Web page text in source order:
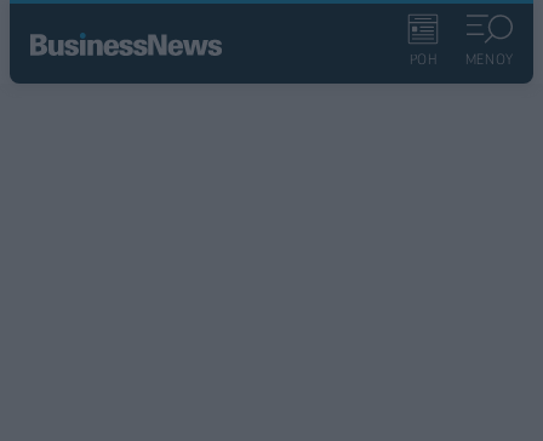
ΡΟΗ ΜΕΝΟΥ